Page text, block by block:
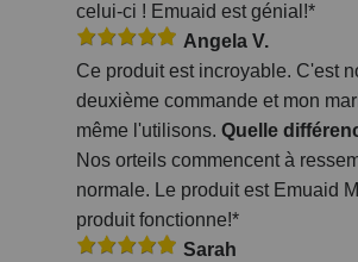
celui-ci ! Emuaid est génial!*
Angela V.
Ce produit est incroyable. C'est
deuxième commande et mon
même l'utilisons. Quelle
Nos orteils commencent à
normale. Le produit est Emuaid
produit fonctionne!*
Sarah